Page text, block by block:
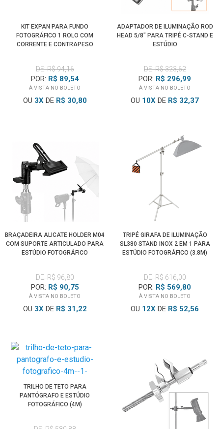
KIT EXPAN PARA FUNDO
FOTOGRÁFICO 1 ROLO COM
CORRENTE E CONTRAPESO
DE: R$ 94,16
POR: R$ 89,54
À VISTA NO BOLETO
OU 3XDE R$ 30,80
ADAPTADOR DE ILUMINAÇÃO ROD
HEAD 5/8" PARA TRIPÉ C-STAND E
ESTÚDIO
DE: R$ 323,62
POR: R$ 296,99
À VISTA NO BOLETO
OU 10X DE R$ 32,37
BRAÇADEIRA ALICATE HOLDER M04
COM SUPORTE ARTICULADO PARA
ESTÚDIO FOTOGRÁFICO
DE: R$ 96,80
POR: R$ 90,75
À VISTA NO BOLETO
OU 3XDE R$ 31,22
TRIPÉ GIRAFA DE ILUMINAÇÃO
SL380 STAND INOX 2 EM 1 PARA
ESTÚDIO FOTOGRÁFICO (3.8M)
DE: R$ 616,00
POR: R$ 569,80
À VISTA NO BOLETO
OU 12X DE R$ 52,56
TRILHO DE TETO PARA
PANTÓGRAFO E ESTÚDIO
FOTOGRÁFICO (4M)